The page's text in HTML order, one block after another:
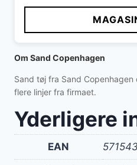
pris
var:
1.999 kr..
pris
er:
Om Sand Copenhagen
Sand tøj fra Sand
flere linjer fra firmaet.
Yderligere
EAN